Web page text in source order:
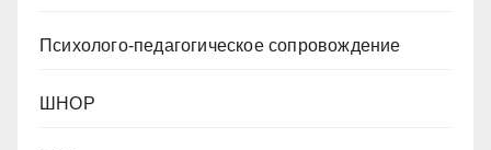
Психолого-педагогическое сопровождение
ШНОР